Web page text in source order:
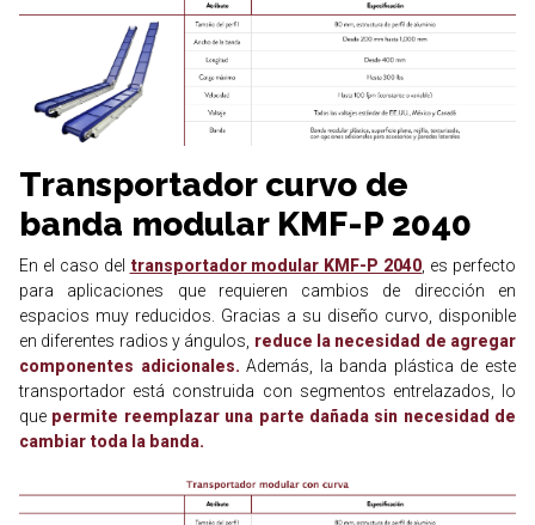
Transportador curvo de
banda modular KMF-P 2040
En el caso del transportador modular KMF-P 2040 , es perfecto
para aplicaciones que requieren cambios de dirección en
espacios muy reducidos. Gracias a su diseño curvo, disponible
en diferentes radios y ángulos, reduce la necesidad de agregar
componentes adicionales. Además, la banda plástica de este
transportador está construida con segmentos entrelazados, lo
que permite reemplazar una parte dañada sin necesidad de
cambiar toda la banda.